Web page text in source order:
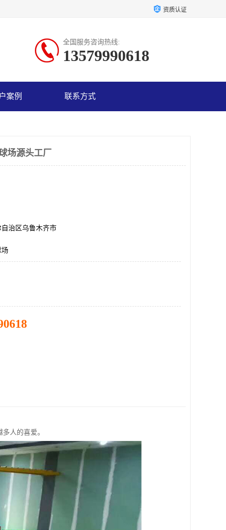
资质认证
全国服务咨询热线:
13579990618
案例 联系方式
场源头工厂
治区乌鲁木齐市
场
人的喜爱。